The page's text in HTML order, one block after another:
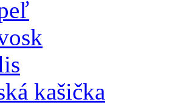
kašička